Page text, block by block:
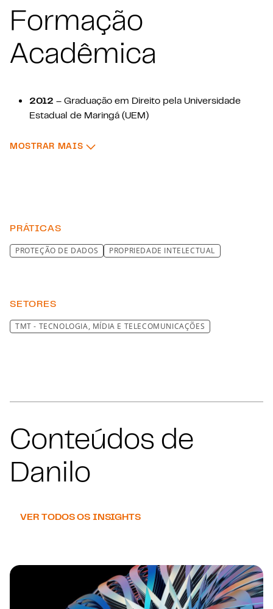
Formação
Acadêmica
2012 – Graduação em Direito pela Universidade
Estadual de Maringá (UEM)
pela Escola de Direito de São Paulo da Fundação
MOSTRAR MAIS : FORMAÇÃO ACADÊMICA
PRÁTICAS
PROTEÇÃO DE DADOS PROPRIEDADE INTELECTUAL
SETORES
TMT - TECNOLOGIA, MÍDIA E TELECOMUNICAÇÕES
Conteúdos de
Danilo
VER TODOS OS INSIGHTS